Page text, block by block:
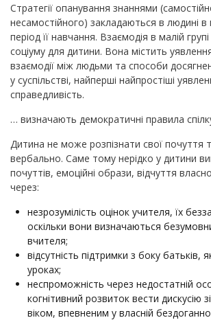
Стратегії опанування знаннями
несамостійного) закладаються в людині
період її навчання. Взаємодія в малій
соціуму для дитини. Вона містить
взаємодії між людьми та способи
у суспільстві, найперші найпростіші
справедливість.
… визначають демократичні правила
Дитина не може розпізнати свої почуття
вербально. Саме тому нерідко у дитини
почуттів, емоційні образи, відчуття
через:
незрозумілість оцінок учителя, їх
оскільки вони визначаються
вчителя;
відсутність підтримки з боку батьків,
уроках;
неспроможність через недостатній
когнітивний розвиток вести дискусію
віком, впевненим у власній